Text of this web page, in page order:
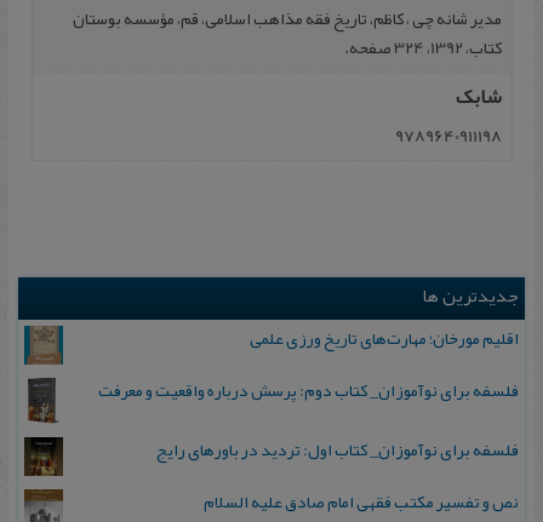
مدیر شانه ‏چى‏ ، کاظم، تاریخ فقه مذاهب اسلامی، قم، مؤسسه بوستان
کتاب، 1392، 324 صفحه.
شابک
9789640911198
جدیدترین ها
اقلیم مورخان؛ مهارت‌های تاریخ ورزی علمی
فلسفه برای نوآموزان_ کتاب دوم: پرسش درباره واقعیت و معرفت
فلسفه برای نوآموزان_ کتاب اول: تردید در باورهای رایج
نص و تفسیر مکتب فقهی امام صادق علیه السلام